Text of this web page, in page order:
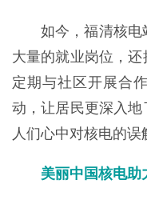
如今，福清核电
大量的就业岗位，
定期与社区开展合
动，让居民更深入
人们心中对核电的误
美丽中国核电助